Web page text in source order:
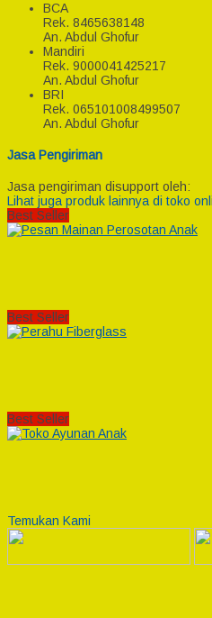
BCA
Rek. 8465638148
An. Abdul Ghofur
Mandiri
Rek. 9000041425217
An. Abdul Ghofur
BRI
Rek. 065101008499507
An. Abdul Ghofur
Jasa Pengiriman
Jasa pengiriman disupport oleh:
Lihat juga produk lainnya di toko
Best Seller
Best Seller
Best Seller
Temukan Kami